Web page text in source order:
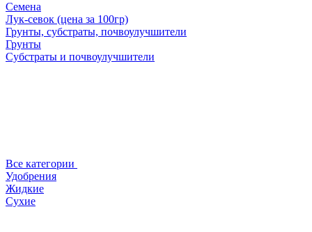
Семена
Лук-севок (цена за 100гр)
Грунты, субстраты, почвоулучшители
Грунты
Субстраты и почвоулучшители
Все категории
Удобрения
Жидкие
Сухие